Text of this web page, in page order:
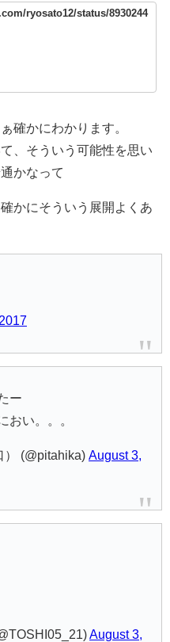
ryosato12/status/8930244
確かにわかります。
、そういう可能性を思い
かなって
かにそういう展開よくあ
ー
おい。。。
(@pitahika) August 3,
August 3,